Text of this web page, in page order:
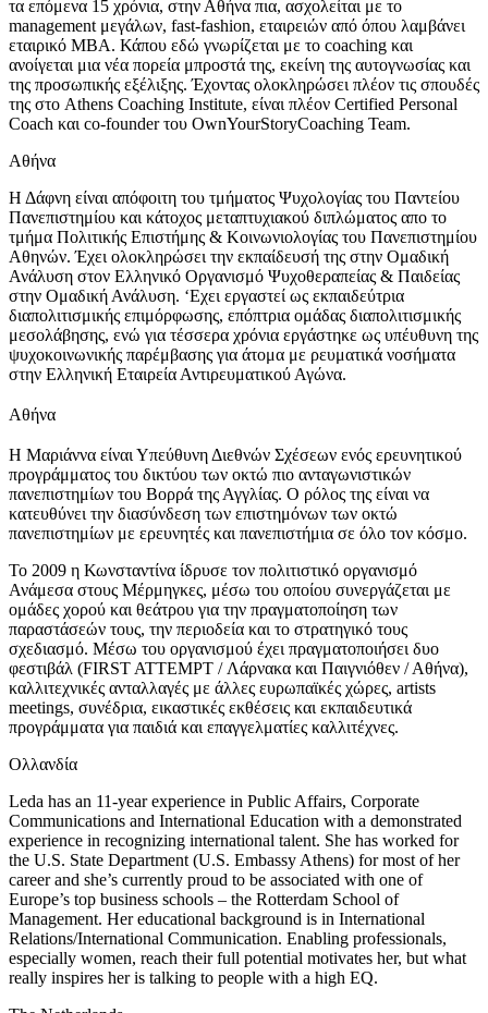
τα επόμενα 15 χρόνια, στην Αθήνα πια, ασχολείται με το
management μεγάλων, fast-fashion, εταιρειών από όπου λαμβάνει
εταιρικό MBA. Κάπου εδώ γνωρίζεται με το coaching και
ανοίγεται μια νέα πορεία μπροστά της, εκείνη της αυτογνωσίας και
της προσωπικής εξέλιξης. Έχοντας ολοκληρώσει πλέον τις σπουδές
της στο Athens Coaching Institute, είναι πλέον Certified Personal
Coach και co-founder του OwnYourStoryCoaching Team.
Αθήνα
Η Δάφνη είναι απόφοιτη του τμήματος Ψυχολογίας του Παντείου
Πανεπιστημίου και κάτοχος μεταπτυχιακού διπλώματος απο το
τμήμα Πολιτικής Επιστήμης & Κοινωνιολογίας του Πανεπιστημίου
Αθηνών. Έχει ολοκληρώσει την εκπαίδευσή της στην Ομαδική
Ανάλυση στον Ελληνικό Οργανισμό Ψυχοθεραπείας & Παιδείας
στην Ομαδική Ανάλυση. ‘Εχει εργαστεί ως εκπαιδεύτρια
διαπολιτισμικής επιμόρφωσης, επόπτρια ομάδας διαπολιτισμικής
μεσολάβησης, ενώ για τέσσερα χρόνια εργάστηκε ως υπέυθυνη της
ψυχοκοινωνικής παρέμβασης για άτομα με ρευματικά νοσήματα
στην Ελληνική Εταιρεία Αντιρευματικού Αγώνα.
Αθήνα
Η Μαριάννα είναι Υπεύθυνη Διεθνών Σχέσεων ενός ερευνητικού
προγράμματος του δικτύου των οκτώ πιο ανταγωνιστικών
πανεπιστημίων του Βορρά της Αγγλίας. Ο ρόλος της είναι να
κατευθύνει την διασύνδεση των επιστημόνων των οκτώ
πανεπιστημίων με ερευνητές και πανεπιστήμια σε όλο τον κόσμο.
Το 2009 η Κωνσταντίνα ίδρυσε τον πολιτιστικό οργανισμό
Ανάμεσα στους Μέρμηγκες, μέσω του οποίου συνεργάζεται με
ομάδες χορού και θεάτρου για την πραγματοποίηση των
παραστάσεών τους, την περιοδεία και το στρατηγικό τους
σχεδιασμό. Μέσω του οργανισμού έχει πραγματοποιήσει δυο
φεστιβάλ (FIRST ATTEMPT / Λάρνακα και Παιγνιόθεν / Αθήνα),
καλλιτεχνικές ανταλλαγές με άλλες ευρωπαϊκές χώρες, artists
meetings, συνέδρια, εικαστικές εκθέσεις και εκπαιδευτικά
προγράμματα για παιδιά και επαγγελματίες καλλιτέχνες.
Ολλανδία
Leda has an 11-year experience in Public Affairs, Corporate
Communications and International Education with a demonstrated
experience in recognizing international talent. She has worked for
the U.S. State Department (U.S. Embassy Athens) for most of her
career and she’s currently proud to be associated with one of
Europe’s top business schools – the Rotterdam School of
Management. Her educational background is in International
Relations/International Communication. Enabling professionals,
especially women, reach their full potential motivates her, but what
really inspires her is talking to people with a high EQ.